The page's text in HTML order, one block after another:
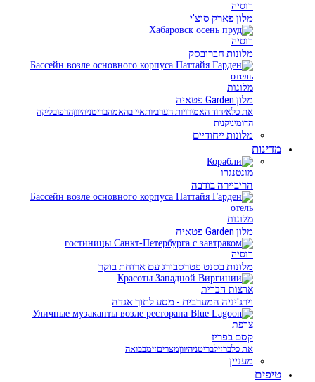
רוסיה
מלון פארק סוצ'י
רוסיה
מלונות חברובסק
מלונות
מלון Garden פטאיה
את כלאיחוד האמירויות הערביותאיי בהאמהבריטניהיווןהרפובליקה
הדומיניקנית
מלונות ייחודיים
מדינות
מונטנגרו
הריביירה בודבה
מלונות
מלון Garden פטאיה
רוסיה
מלונות בסנט פטרסבורג עם ארוחת בוקר
ארצות הברית
וירג'יניה המערבית - מסע לתוך אגדה
צרפת
קסם בפריז
את כלברזילבריטניהיווןמצריםזימבבואה
מעניין
טיפים